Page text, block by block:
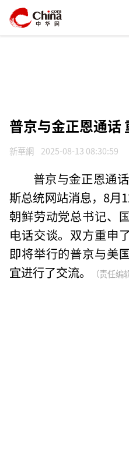
普京与金正恩通话
新華網 2025-08-13 08:30:59
普京与金正恩通
斯总统网站消息，8月
朝鲜劳动党总书记、
电话交谈。双方重申
即将举行的普京与美
宜进行了交流。
（责任编